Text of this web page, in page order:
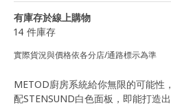
有庫存於線上購物
14 件庫存
實際貨況與價格依各分店/通路標示為準
METOD廚房系統給你無限的可能性
配STENSUND白色面板，即能打造